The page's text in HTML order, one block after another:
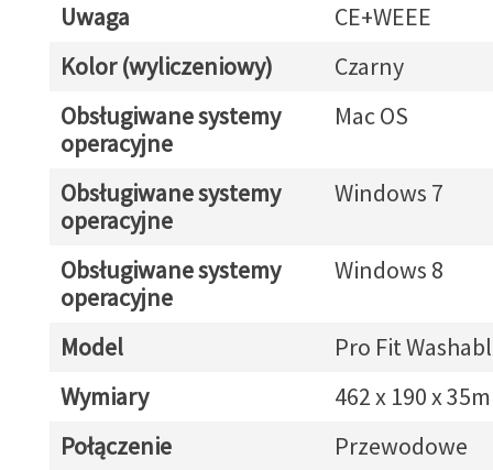
Uwaga
CE+WEEE
Kolor (wyliczeniowy)
Czarny
Obsługiwane systemy
operacyjne
Mac OS
Obsługiwane systemy
operacyjne
Windows 7
Obsługiwane systemy
operacyjne
Windows 8
Model
Pro Fit
Wymiary
462 x 190 x
Połączenie
Przewodowe